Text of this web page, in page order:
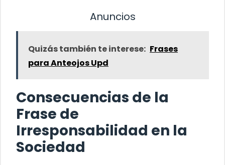
Anuncios
Quizás también te interese: Frases
para Anteojos Upd
Consecuencias de la
Frase de
Irresponsabilidad en la
Sociedad